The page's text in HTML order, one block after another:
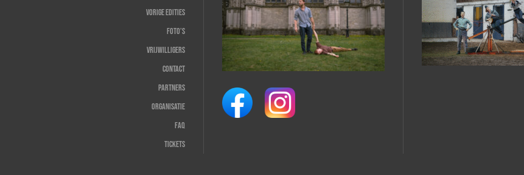
Vorige edities
Foto’s
Vrijwilligers
Contact
Partners
Organisatie
FAQ
Tickets